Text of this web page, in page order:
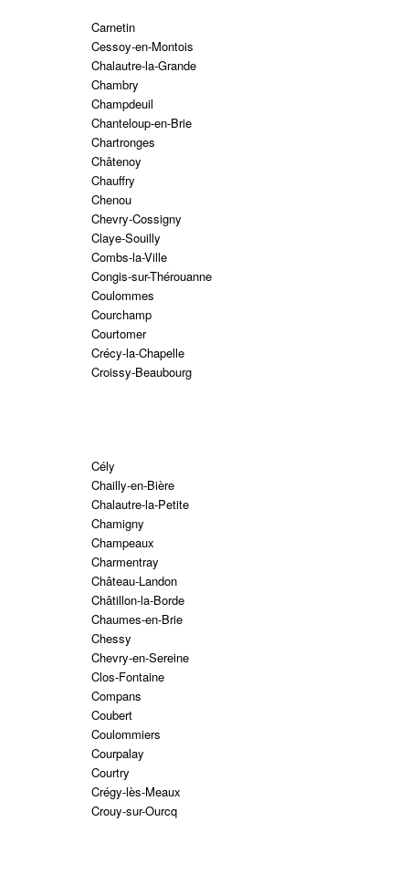
Carnetin
Cessoy-en-Montois
Chalautre-la-Grande
Chambry
Champdeuil
Chanteloup-en-Brie
Chartronges
Châtenoy
Chauffry
Chenou
Chevry-Cossigny
Claye-Souilly
Combs-la-Ville
Congis-sur-Thérouanne
Coulommes
Courchamp
Courtomer
Crécy-la-Chapelle
Croissy-Beaubourg
Cély
Chailly-en-Bière
Chalautre-la-Petite
Chamigny
Champeaux
Charmentray
Château-Landon
Châtillon-la-Borde
Chaumes-en-Brie
Chessy
Chevry-en-Sereine
Clos-Fontaine
Compans
Coubert
Coulommiers
Courpalay
Courtry
Crégy-lès-Meaux
Crouy-sur-Ourcq